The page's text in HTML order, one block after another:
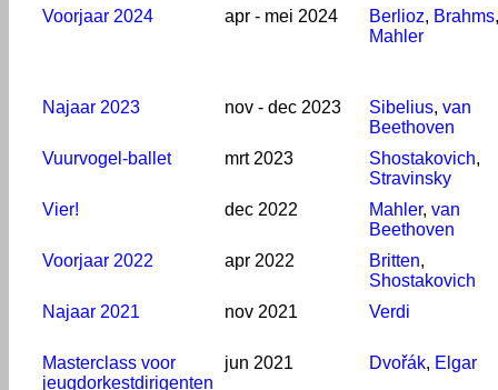
Voorjaar 2024
apr - mei 2024 Berlioz, Brahms,
Mahler
Najaar 2023 nov - dec 2023 Sibelius, van
Beethoven
Vuurvogel-ballet
mrt 2023 Shostakovich,
Stravinsky
Vier!
dec 2022 Mahler, van
Beethoven
Voorjaar 2022
apr 2022 Britten,
Shostakovich
Najaar 2021
nov 2021 Verdi
Masterclass voor
jeugdorkestdirigenten
jun 2021 Dvořák, Elgar